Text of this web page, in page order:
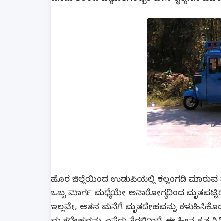
ಹೊರ ಜಿಲ್ಲೆಯಿಂದ ಉಡುಪಿಯಲ್ಲಿ ಕಲ್ಲಂಗಡಿ ಮಾರುವ
ಒಬ್ಬ ಮಾರ್ಗ ಮಧ್ಯೆಯೇ ಅನಾರೋಗ್ಯದಿಂದ
ಇಲ್ಲವೇ, ಆತನ ಮನೆಗೆ ಮೃತದೇಹವನ್ನು